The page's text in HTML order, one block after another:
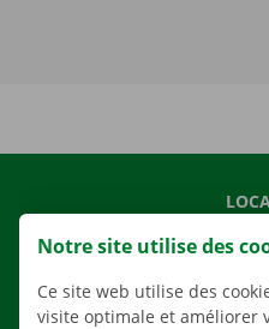
NOS
Notre site utilise des
Ce site web utilise des
visite optimale et améliorer